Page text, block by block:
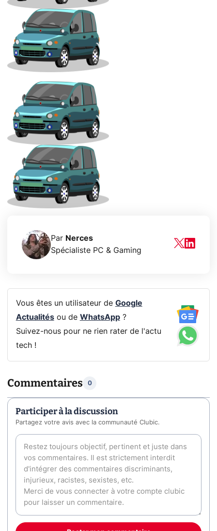
Par Nerces
Spécialiste PC & Gaming
Vous êtes un utilisateur de Google
Actualitésou de WhatsApp?
Suivez-nous pour ne rien rater de l'actu
tech !
Commentaires 0
Participer à la discussion
Partagez votre avis avec la communauté Clubic.